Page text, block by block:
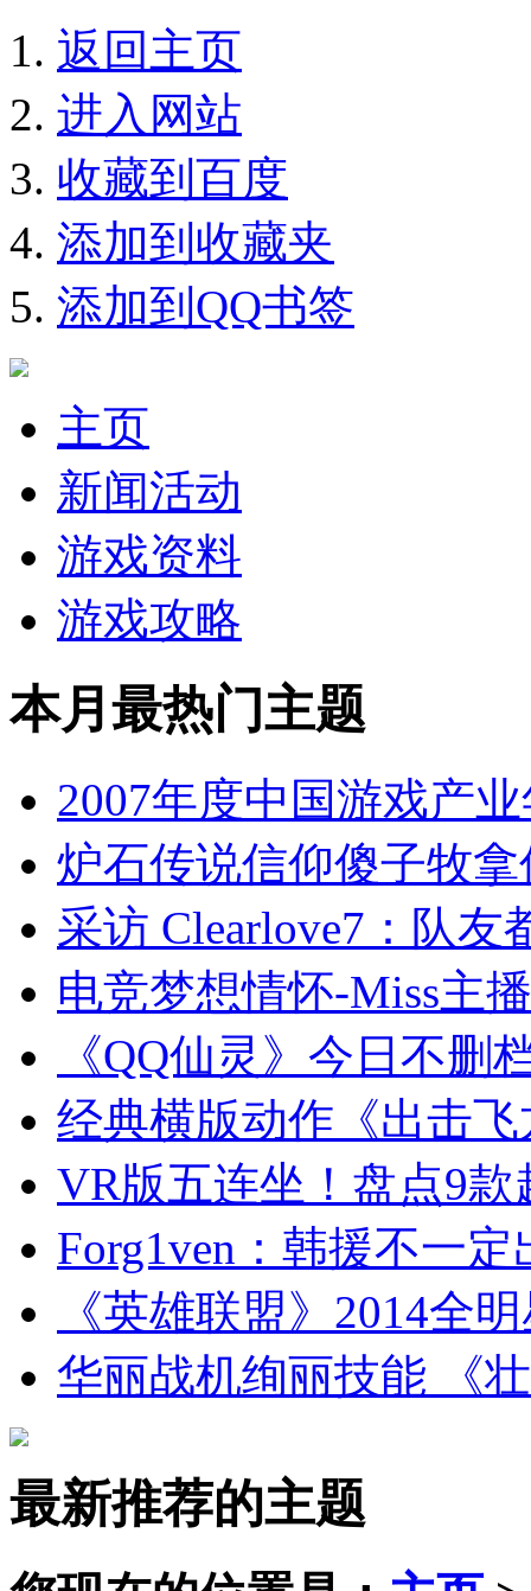
返回主页
进入网站
收藏到百度
添加到收藏夹
添加到QQ书签
主页
新闻活动
游戏资料
游戏攻略
本月最热门主题
2007年度中国游戏产
炉石传说信仰傻子牧
采访 Clearlove7：队友
电竞梦想情怀-Miss主
《QQ仙灵》今日不删
经典横版动作《出击
VR版五连坐！盘点9
Forg1ven：韩援不一
《英雄联盟》2014全
华丽战机绚丽技能 《
最新推荐的主题